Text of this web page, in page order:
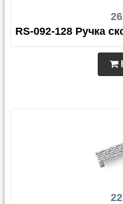
RS-092-128 Ручка